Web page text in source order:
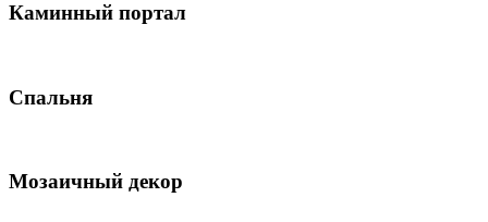
Каминный портал
Спальня
Мозаичный декор